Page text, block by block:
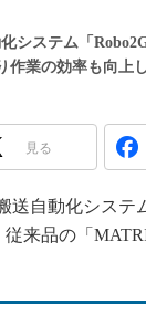
TECHNO-
スマート工場
EdgeTech+
AUTOMOTIVE
組み
組み
車載
無償
3Dプ
システム「
業の効率も向上し
見る
自動化システ
来品の「